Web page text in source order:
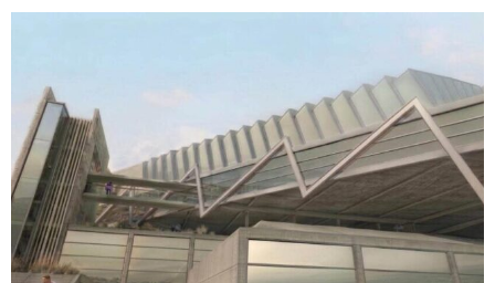
מנהלת אשכול גנים כפר ורדים: אורלי גלברט